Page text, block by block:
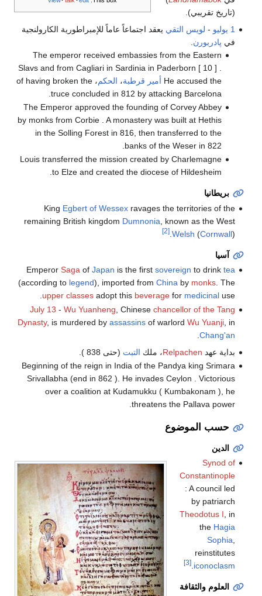
(تاريخ تقريبي).
1 يوليو
- لويس التقي يعقد اجتماعاً عاماً للإمبراطورية الكارولنجية
في پادربورن
The emperor received embassies from the Eastern
Slavs and from Cagliari in Sardinia in Paderborn [ 10 ] .
He accused the أمير قرطبة، الحكم
، of having broken the
truce concluded in 812 by attacking Barcelona.
The Emperor approved the founding of Corvey Abbey
by monks from Corbie . A monastery was built at Hethis
in the Solling Forest in 816, then transferred to the
banks of the Weser in 822.
Louis transferred the mission created by Charlemagne
to Elze and created the diocese of Hildesheim.
بريطانيا
King Egbert of Wessexravages the territories of the
remaining British kingdom Dumnonia , known as the West
Welsh (Cornwall).
[2]
آسيا
Emperor Sagaof Japan is the first sovereign to drink tea
(according to legend), imported from Chinaby monks. The
upper classesadopt this beveragefor medicinaluse.
July 13 - Wu Yuanheng , Chinese chancellor of the Tang
Dynasty, is murdered by assassinsof warlord Wu Yuanji, in
Chang'an
بداية عهد Relpachen، ملك التبت (حتى 838 ).
Beginning of the reign in India of the Pandya king Srimara
Srivallabha (end in 862 ). He invades Ceylon . Victorious
over a coalition at Kudamukku ( Kumbakonam ), he
threatens the Pallava power.
حسب الموضوع
الدين
Synod of
Constantinople
: A council led
by patriarch
Theodotus I, in
the Hagia
Sophia,
reinstitutes
iconoclasm
.
[3]
العلوم والثقافة